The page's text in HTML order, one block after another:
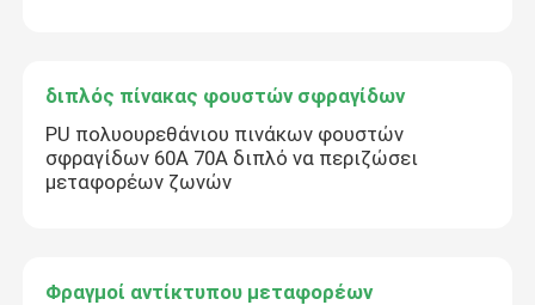
διπλός πίνακας φουστών σφραγίδων
PU πολυουρεθάνιου πινάκων φουστών
σφραγίδων 60A 70A διπλό να περιζώσει
μεταφορέων ζωνών
Φραγμοί αντίκτυπου μεταφορέων